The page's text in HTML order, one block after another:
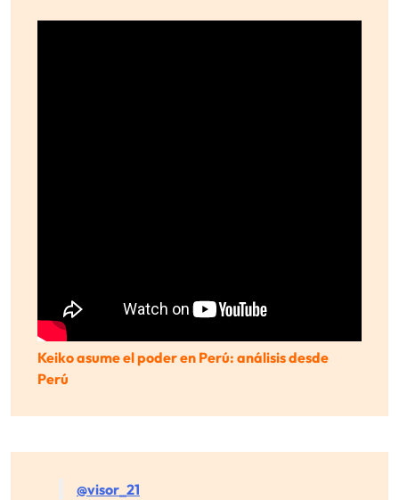
Keiko asume el poder en Perú: análisis desde
Perú
@visor_21